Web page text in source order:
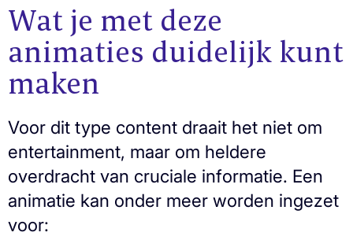
Wat je met deze
animaties duidelijk kunt
maken
Voor dit type content draait het niet om
entertainment, maar om heldere
overdracht van cruciale informatie. Een
animatie kan onder meer worden ingezet
voor: